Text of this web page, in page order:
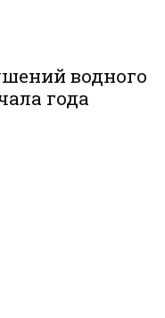
водного
года